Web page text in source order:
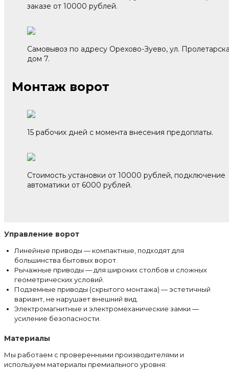
заказе от 10000 рублей.
Самовывоз по адресу Орехово-Зуево, ул.
дом 7.
Монтаж ворот
15 рабочих дней с момента внесения предоплаты.
Стоимость установки от 10000 рублей, подключение
автоматики от 6000 рублей.
Управление ворот
Линейные приводы — компактные, подходят для
большинства бытовых ворот.
Рычажные приводы — для широких столбов и сложных
геометрических условий.
Подземные приводы (скрытого монтажа) — эстетичный
вариант, не нарушает внешний вид.
Электромагнитные и электромеханические замки —
усиление безопасности.
Материалы
Мы работаем с проверенными производителями и
используем материалы премиального уровня: